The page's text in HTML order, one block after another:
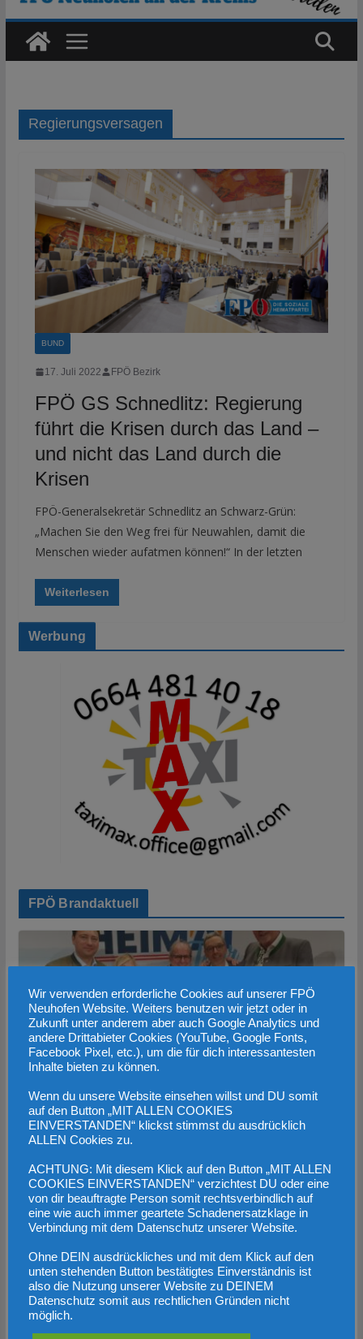
Regierungsversagen
BUND
17. Juli 2022 FPÖ Bezirk
FPÖ GS Schnedlitz: Regierung
führt die Krisen durch das Land –
und nicht das Land durch die
Krisen
FPÖ-Generalsekretär Schnedlitz an Schwarz-Grün:
„Machen Sie den Weg frei für Neuwahlen, damit die
Menschen wieder aufatmen können!“ In der letzten
Weiterlesen
Werbung
FPÖ Brandaktuell
BRANDAKTUELL BREAKING NEWS BUND
Heimattour mit Herbert Kickl in
Micheldorf
23. Oktober 2023 FPÖ Bezirk
Montag war in Micheldorf der Bär los, Herbert Kickl auf
Besuch in OÖ! Beginn 19Uhr aber bereits 2 Stunden
vorher
Wir verwenden erforderliche Cookies auf unserer FPÖ
Neuhofen Website. Weiters benutzen wir jetzt oder in
Zukunft unter anderem aber auch Google Analytics und
andere Drittabieter Cookies (YouTube, Google Fonts,
Facebook Pixel, etc.), um die für dich interessantesten
Inhalte bieten zu können.
Wenn du unsere Website einsehen willst und DU somit
auf den Button „MIT ALLEN COOKIES
EINVERSTANDEN“ klickst stimmst du ausdrücklich
ALLEN Cookies zu.
ACHTUNG: Mit diesem Klick auf den Button „MIT ALLEN
COOKIES EINVERSTANDEN“ verzichtest DU oder eine
von dir beauftragte Person somit rechtsverbindlich auf
eine wie auch immer geartete Schadenersatzklage in
Verbindung mit dem Datenschutz unserer Website.
Ohne DEIN ausdrückliches und mit dem Klick auf den
unten stehenden Button bestätigtes Einverständnis ist
also die Nutzung unserer Website zu DEINEM
Datenschutz somit aus rechtlichen Gründen nicht
möglich.